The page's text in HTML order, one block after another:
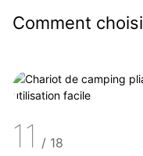
Comment
11 / 18